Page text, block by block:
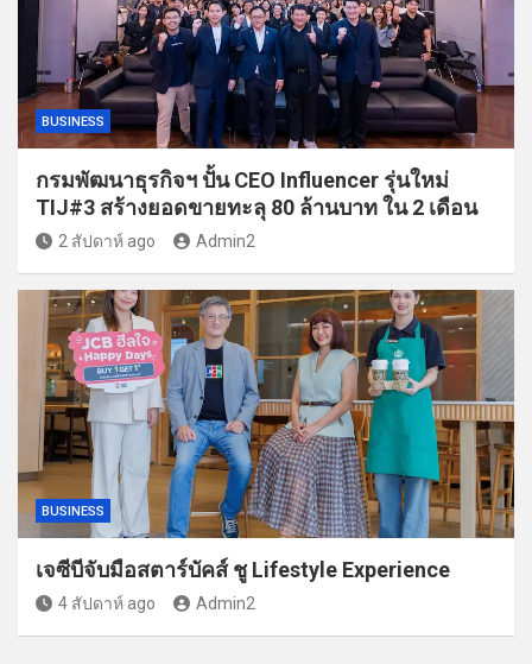
BUSINESS
กรมพัฒนาธุรกิจฯ ปั้น CEO Influencer รุ่นใหม่
TIJ#3 สร้างยอดขายทะลุ 80 ล้านบาท ใน 2 เดือน
2 สัปดาห์ ago Admin2
BUSINESS
เจซีบีจับมือสตาร์บัคส์ ชู Lifestyle Experience
4 สัปดาห์ ago Admin2